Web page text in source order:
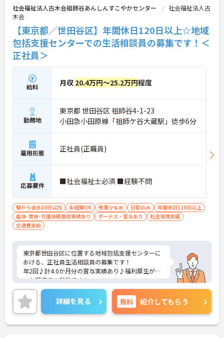
社会福祉法人古木会祖師谷あんしんすこやかセンター
社会福祉法人古
木会
【東京都／世田谷区】年間休日120日以上☆地域
包括支援センターでの生活相談員の募集です！＜
正社員＞
給料 月収 20.4万円～25.2万円程度
勤務地
東京都 世田谷区 祖師谷4-1-23
小田急小田原線「祖師ケ谷大蔵駅」徒歩6分
雇用形態 正社員(正職員)
応募要件 ■社会福祉士必須 ■経験不問
駅から徒歩10分以内 未経験OK 残業少なめ 日勤のみ
年間休日110日以上
産休･育休･介護休暇取得実績あり
ボーナス・賞与あり
社会保険完備
交通費支給
東京都世田谷区に位置する地域包括支援センターに
おける、正社員生活相談員の募集です！
年2回♪計4.0か月分の賞与実績あり♪福利厚生が整
った環境での就業です♪
ご興味ある方には、面接対策ポイントなど、さらに
詳細をお話しいたしますのでお気軽にご相談くださ
い。
詳細を見る 無料 紹介してもらう